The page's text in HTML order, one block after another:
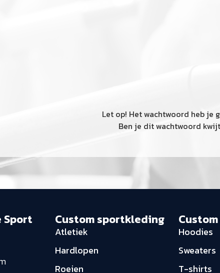
Let op! Het wachtwoord heb je
Ben je dit wachtwoord
Sport Custom sportkleding
Atletiek
Hardlopen
Roeien
Hoodies
Sweaters
T-shirts